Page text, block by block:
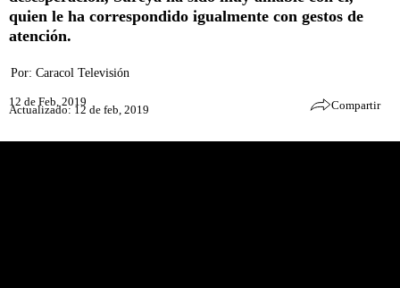
quien le ha correspondido igualmente con gestos de
atención.
Por: Caracol Televisión
12 de Feb, 2019
Actualizado: 12 de feb, 2019 Compartir